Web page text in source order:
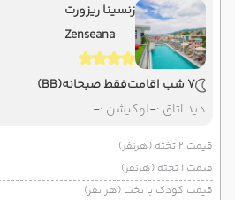
زنسینا ریزورت
Zenseana
7 شب اقامت فقط صبحانه(BB)
دید اتاق :-لوکیشن :-
قیمت 2 تخته (هرنفر)
قیمت 1 تخته (هرنفر)
قیمت کودک با تخت (هر نفر)